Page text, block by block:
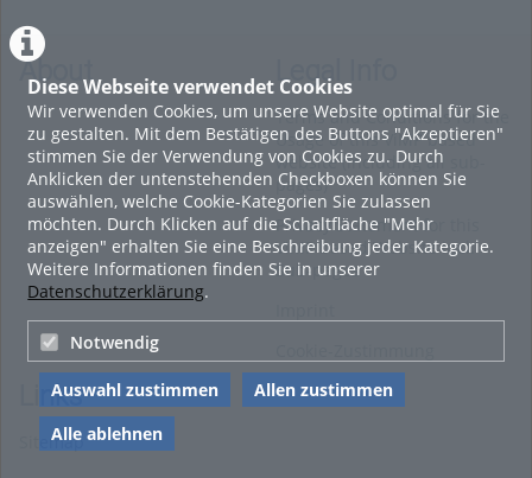
Diese Webseite verwendet Cookies
Wir verwenden Cookies, um unsere Website optimal für Sie
zu gestalten. Mit dem Bestätigen des Buttons "Akzeptieren"
stimmen Sie der Verwendung von Cookies zu. Durch
Anklicken der untenstehenden Checkboxen können Sie
auswählen, welche Cookie-Kategorien Sie zulassen
möchten. Durch Klicken auf die Schaltfläche "Mehr
anzeigen" erhalten Sie eine Beschreibung jeder Kategorie.
Weitere Informationen finden Sie in unserer
Datenschutzerklärung.
Notwendig
Auswahl zustimmen
Allen zustimmen
Alle ablehnen
Kapitel 5 – Brauprozess: Läutern
Kapitel 6 – Brauprozess: Kochen & Hopfenzugabe
Kapitel 7 – Brauprozess: Whirlpoolverfahren, Kühlen,
Fassabfüllung & Hefezugabe
Kapitel 8 – Gärung, Flaschenabfüllung & Reifung des Bieres in
Flaschen
Viel Spaß beim ansehen - Siegfried Schrammel
Tags:
verfahrenstechnik braukurs bierbrauen aw-fach bierherstellung
About Legal Info
Terms and Conditions for the
Usage of this ViMP based
website (including all sub-
pages)
Privacy Statement for this
ViMP based Website incl.
Sub-pages
Links
Sitemap